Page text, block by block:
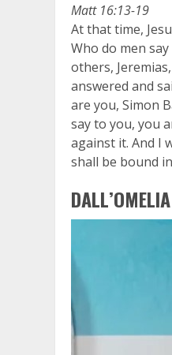
Matt 16:13-19
At that time,
Who do men
others,
answered and
are you, Simon
say to you, you
against it. And I
shall be bound